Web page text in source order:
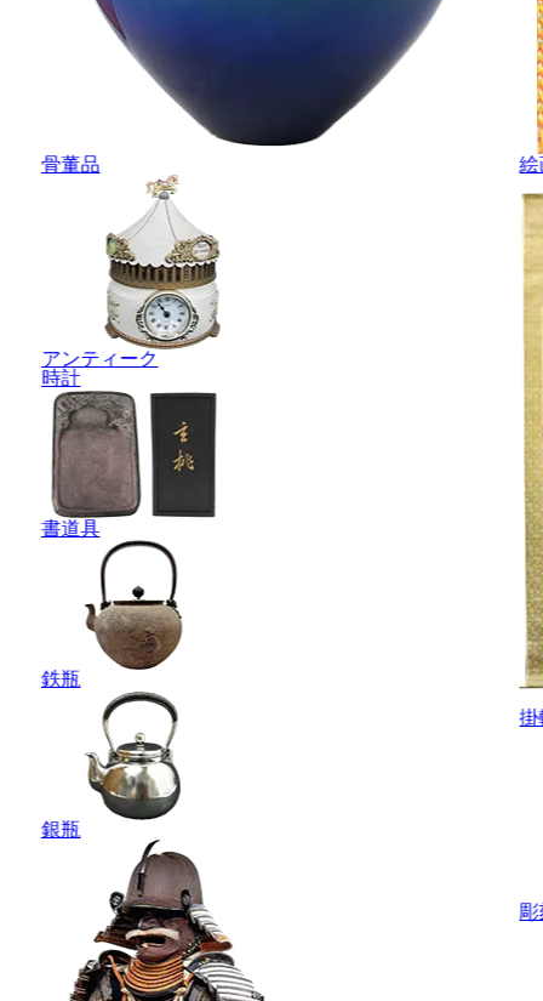
骨董品
アンティーク
時計
書道具
鉄瓶
銀瓶
絵
掛
彫